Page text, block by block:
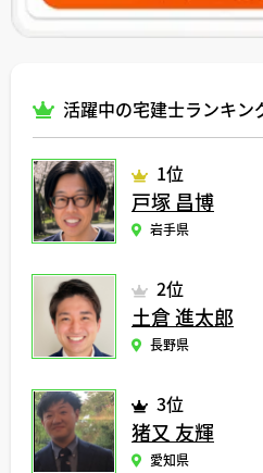
活躍中の宅建士ランキン
1位
戸塚 昌博
岩手県
2位
土倉 進太郎
長野県
3位
猪又 友輝
愛知県